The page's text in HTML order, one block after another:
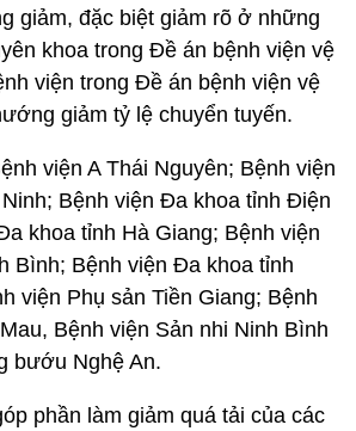
giảm, đặc biệt giảm rõ ở những
khoa trong Đề án bệnh viện vệ
viện trong Đề án bệnh viện vệ
giảm tỷ lệ chuyển tuyến.
viện A Thái Nguyên; Bệnh viện
Bệnh viện Đa khoa tỉnh Điện
khoa tỉnh Hà Giang; Bệnh viện
Bình; Bệnh viện Đa khoa tỉnh
viện Phụ sản Tiền Giang; Bệnh
Bệnh viện Sản nhi Ninh Bình
bướu Nghệ An.
phần làm giảm quá tải của các